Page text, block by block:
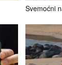
Svemoćni